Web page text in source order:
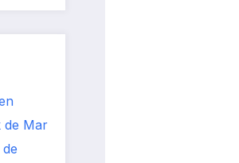
de Mar